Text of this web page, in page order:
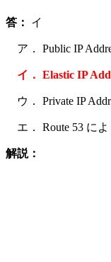
答： イ
ア． Public IP
イ． Elastic IP
ウ． Private IP
エ． Route 53 に
解説：